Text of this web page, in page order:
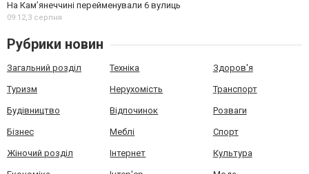
На Камʼянеччині перейменували 6 вулиць
09:12,3 серпня
Рубрики новин
Загальний розділ Техніка Здоров'я
Туризм Нерухомість Транспорт
Будівництво Відпочинок Розваги
Бізнес Меблі Спорт
Жіночий розділ Інтернет Культура